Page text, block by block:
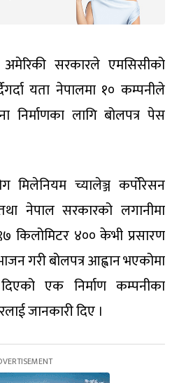
सरकारले एमसिसीको
यता नेपालमा १० कम्पनीले
निर्माणका लागि बोलपत्र पेस
मिलेनियम च्यालेञ्ज कर्पोरेसन
नेपाल सरकारको लगानीमा
किलोमिटर ४०० केभी प्रसारण
गरी बोलपत्र आह्वान भएकोमा
एक निर्माण कम्पनीका
जानकारी दिए ।